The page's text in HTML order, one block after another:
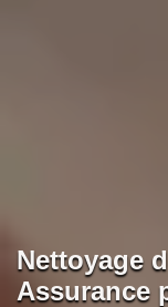
Nettoyage
Assurance